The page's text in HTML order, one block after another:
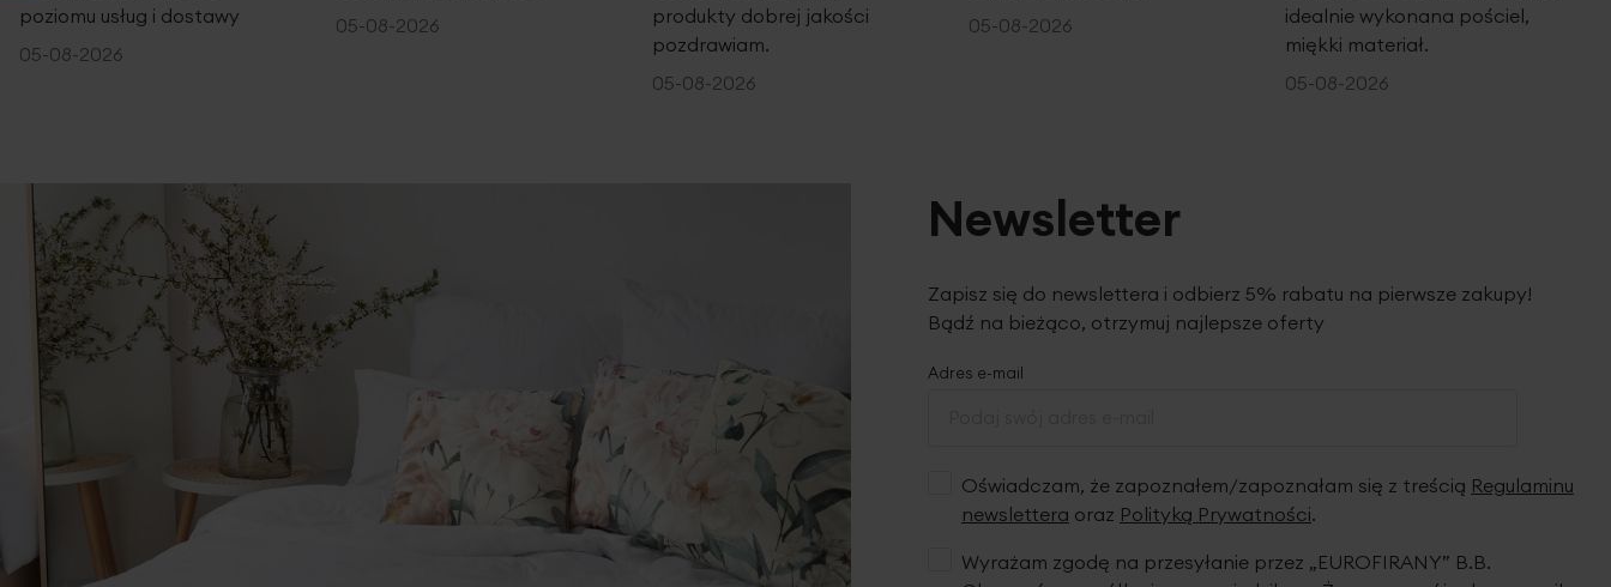
poziomu usług i dostawy
05-08-2026
05-08-2026
produkty dobrej jakości
pozdrawiam.
05-08-2026
05-08-2026
idealnie wykonana pościel,
miękki materiał.
05-08-2026
Newsletter
Zapisz się do newslettera i odbierz 5% rabatu na pierwsze zakupy!
Bądź na bieżąco, otrzymuj najlepsze oferty
Adres e-mail
Oświadczam, że zapoznałem/zapoznałam się z treścią Regulaminu
newslettera oraz Polityką Prywatności.
Wyrażam zgodę na przesyłanie przez „EUROFIRANY” B.B.